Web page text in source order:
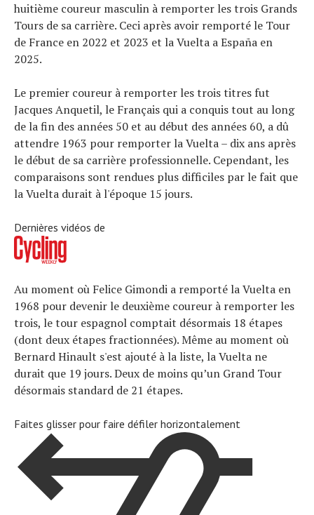
huitième coureur masculin à remporter les trois Grands
Tours de sa carrière. Ceci après avoir remporté le Tour
de France en 2022 et 2023 et la Vuelta a España en
2025.
Le premier coureur à remporter les trois titres fut
Jacques Anquetil, le Français qui a conquis tout au long
de la fin des années 50 et au début des années 60, a dû
attendre 1963 pour remporter la Vuelta – dix ans après
le début de sa carrière professionnelle. Cependant, les
comparaisons sont rendues plus difficiles par le fait que
la Vuelta durait à l'époque 15 jours.
Dernières vidéos de
Au moment où Felice Gimondi a remporté la Vuelta en
1968 pour devenir le deuxième coureur à remporter les
trois, le tour espagnol comptait désormais 18 étapes
(dont deux étapes fractionnées). Même au moment où
Bernard Hinault s'est ajouté à la liste, la Vuelta ne
durait que 19 jours. Deux de moins qu’un Grand Tour
désormais standard de 21 étapes.
Faites glisser pour faire défiler horizontalement
Actualités
Technologies
Tests de produits
Conseils
Tendances
Tous nos articles
À propos